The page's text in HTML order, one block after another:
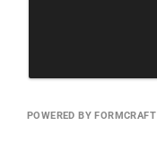
POWERED BY FORMCRAFT